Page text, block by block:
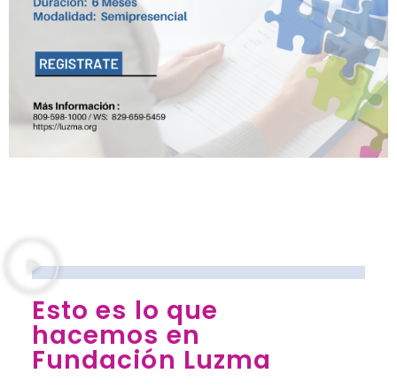
Esto es lo que
hacemos en
Fundación Luzma